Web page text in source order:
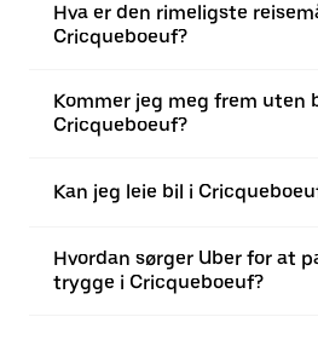
Hva er den rimeligste
Cricqueboeuf?
Kommer jeg meg frem uten
Cricqueboeuf?
Kan jeg leie bil i
Hvordan sørger Uber for at
trygge i Cricqueboeuf?